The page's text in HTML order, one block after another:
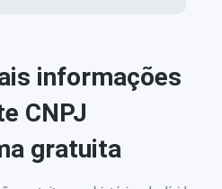
informações
CNPJ
gratuita